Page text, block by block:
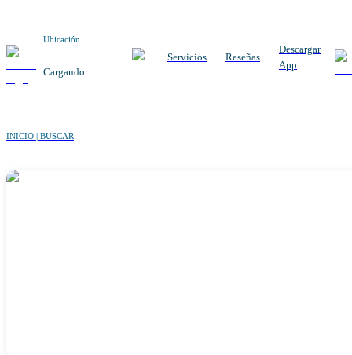
Ubicación
Cargando...
Servicios Reseñas
Descargar
App
INICIO | BUSCAR